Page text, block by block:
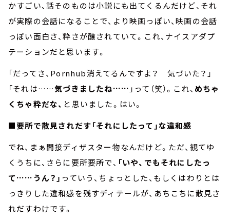
かすごい、話そのものは小説にも出てくるんだけど、それ
が実際の会話になることで、より映画っぽい、映画の会話
っぽい面白さ、粋さが醸されていて。これ、ナイスアダプ
テーションだと思います。
「だってさ、Pornhub消えてるんですよ？ 気づいた？」
「それは……気づきましたね…… 」って（笑）。これ、 めちゃ
くちゃ粋だな、 と思いました。はい。
■要所で散見されだす「それにしたって」な違和感
でね、まぁ間接ディザスター物なんだけど。ただ、観てゆ
くうちに、さらに要所要所で、 「いや、でもそれにしたっ
て……うん？」 っていう、ちょっとした、もしくはわりとは
っきりした違和感を残すディテールが、あちこちに散見さ
れだすわけです。